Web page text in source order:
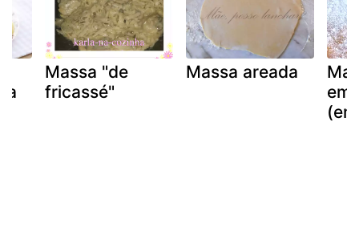
Massa "de
fricassé"
Massa areada